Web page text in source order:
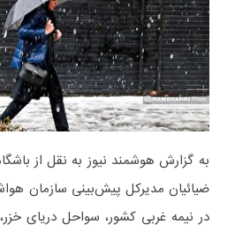
به گزارش هوشمند نیوز به نقل از
ضیائیان مدیرکل پیش‌بینی سازمان
در نیمه غربی کشور، سواحل دریای